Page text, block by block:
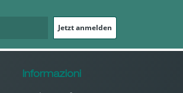
Jetzt anmelden
Informazioni